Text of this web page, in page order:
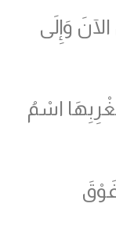
وَإِلَى
اسْمُ